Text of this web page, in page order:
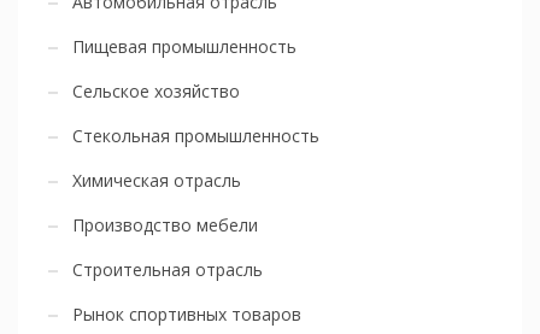
Пищевая промышленность
Сельское хозяйство
Стекольная промышленность
Химическая отрасль
Производство мебели
Строительная отрасль
Рынок спортивных товаров